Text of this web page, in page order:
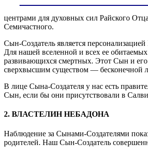
центрами для духовных сил Райского
Семичастного.
Сын-Создатель является
Для нашей вселенной и всех ее
развивающихся смертных. Этот Сын и
сверхвысшим существом — бесконечной
В лице Сына-Создателя у нас есть
Сын, если бы они присутствовали в
2. ВЛАСТЕЛИН НЕБАДОНА
Наблюдение за Сынами-Создателями
родителей. Наш Сын-Создатель